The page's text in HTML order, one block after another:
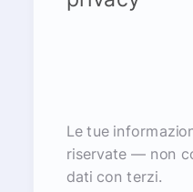
Le tue
riservate — non
dati con terzi.